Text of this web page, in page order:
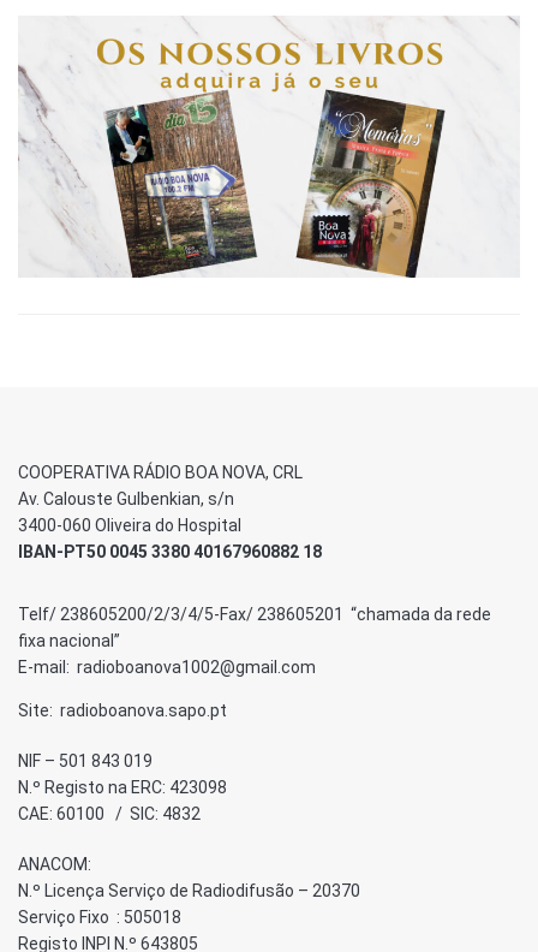
COOPERATIVA RÁDIO BOA NOVA, CRL
Av. Calouste Gulbenkian, s/n
3400-060 Oliveira do Hospital
IBAN-PT50 0045 3380 40167960882 18
Telf/ 238605200/2/3/4/5-Fax/ 238605201 “chamada da rede
fixa nacional”
E-mail: radioboanova1002@gmail.com
Site: radioboanova.sapo.pt
NIF – 501 843 019
N.º Registo na ERC: 423098
CAE: 60100 / SIC: 4832
ANACOM:
N.º Licença Serviço de Radiodifusão – 20370
Serviço Fixo : 505018
Registo INPI N.º 643805